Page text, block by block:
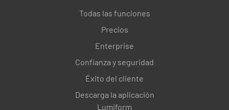
Todas las funciones
Precios
Enterprise
Confianza y seguridad
Éxito del cliente
Descarga la aplicación
Lumiform